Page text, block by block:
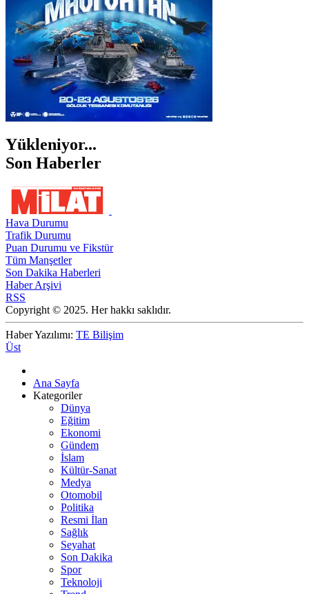
Yükleniyor...
Son Haberler
Hava Durumu
Trafik Durumu
Puan Durumu ve Fikstür
Tüm Manşetler
Son Dakika Haberleri
Haber Arşivi
RSS
Copyright © 2025. Her hakkı saklıdır.
Haber Yazılımı: TE Bilişim
Üst
Ana Sayfa
Kategoriler
Dünya
Eğitim
Ekonomi
Gündem
İslam
Kültür-Sanat
Medya
Otomobil
Politika
Resmi İlan
Sağlık
Seyahat
Son Dakika
Spor
Teknoloji